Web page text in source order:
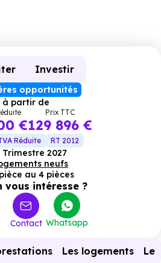
Investir
opportunités
à partir de
€
Prix TTC
129 896 €
Réduite RT 2012
Trimestre 2027
neufs
au 4 pièces
vous intéresse ?
Contact Whatsapp
Les logements Le